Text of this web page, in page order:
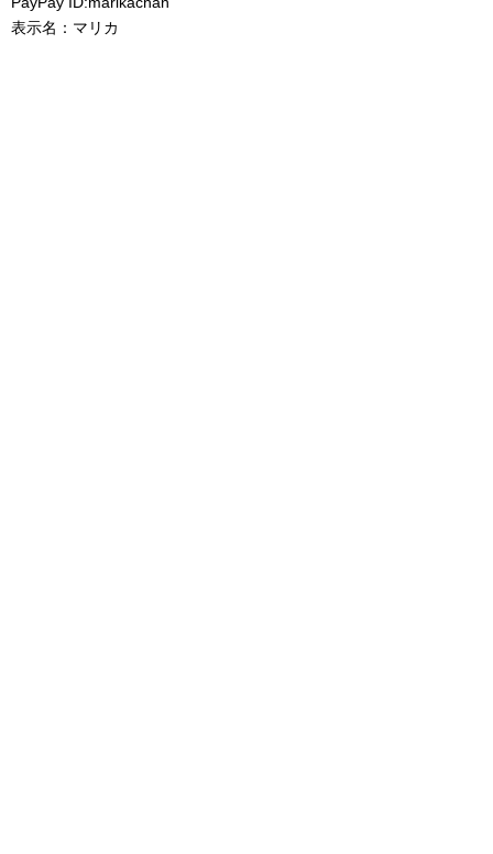
表示名：マリカ